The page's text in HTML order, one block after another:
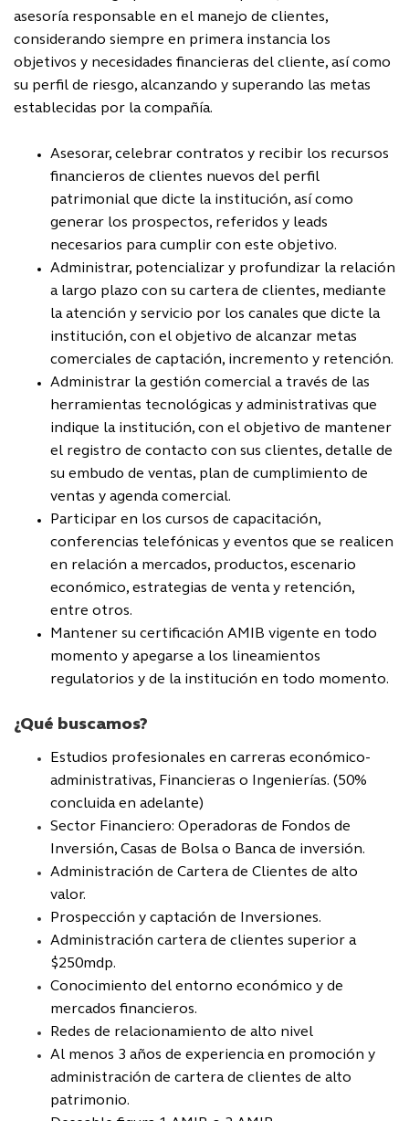
asesoría responsable en el manejo de clientes,
considerando siempre en primera instancia los
objetivos y necesidades financieras del cliente, así como
su perfil de riesgo, alcanzando y superando las metas
establecidas por la compañía.
Asesorar, celebrar contratos y recibir los recursos
financieros de clientes nuevos del perfil
patrimonial que dicte la institución, así como
generar los prospectos, referidos y leads
necesarios para cumplir con este objetivo.
Administrar, potencializar y profundizar la relación
a largo plazo con su cartera de clientes, mediante
la atención y servicio por los canales que dicte la
institución, con el objetivo de alcanzar metas
comerciales de captación, incremento y retención.
Administrar la gestión comercial a través de las
herramientas tecnológicas y administrativas que
indique la institución, con el objetivo de mantener
el registro de contacto con sus clientes, detalle de
su embudo de ventas, plan de cumplimiento de
ventas y agenda comercial.
Participar en los cursos de capacitación,
conferencias telefónicas y eventos que se realicen
en relación a mercados, productos, escenario
económico, estrategias de venta y retención,
entre otros.
Mantener su certificación AMIB vigente en todo
momento y apegarse a los lineamientos
regulatorios y de la institución en todo momento.
¿Qué buscamos?
Estudios profesionales en carreras económico-
administrativas, Financieras o Ingenierías. (50%
concluida en adelante)
Sector Financiero: Operadoras de Fondos de
Inversión, Casas de Bolsa o Banca de inversión.
Administración de Cartera de Clientes de alto
valor.
Prospección y captación de Inversiones.
Administración cartera de clientes superior a
$250mdp.
Conocimiento del entorno económico y de
mercados financieros.
Redes de relacionamiento de alto nivel
Al menos 3 años de experiencia en promoción y
administración de cartera de clientes de alto
patrimonio.